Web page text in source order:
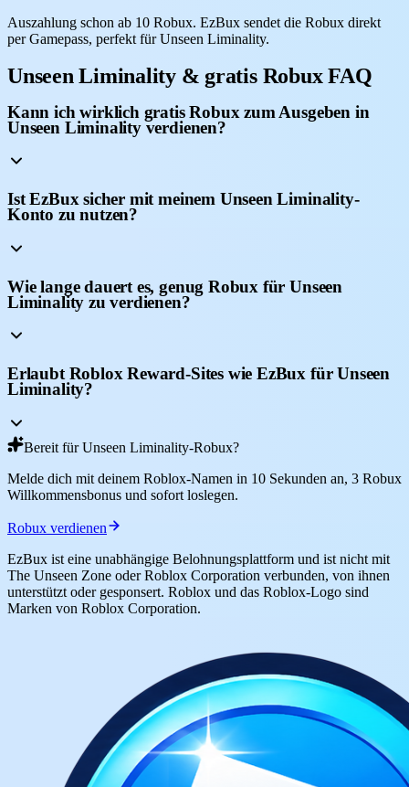
Auszahlung schon ab 10 Robux. EzBux sendet die Robux direkt
per Gamepass, perfekt für Unseen Liminality.
Unseen Liminality & gratis Robux FAQ
Kann ich wirklich gratis Robux zum Ausgeben in
Unseen Liminality verdienen?
Ist EzBux sicher mit meinem Unseen Liminality-
Konto zu nutzen?
Wie lange dauert es, genug Robux für Unseen
Liminality zu verdienen?
Erlaubt Roblox Reward-Sites wie EzBux für Unseen
Liminality?
Bereit für Unseen Liminality-Robux?
Melde dich mit deinem Roblox-Namen in 10 Sekunden an, 3 Robux
Willkommensbonus und sofort loslegen.
Robux verdienen
EzBux ist eine unabhängige Belohnungsplattform und ist nicht mit
The Unseen Zone oder Roblox Corporation verbunden, von ihnen
unterstützt oder gesponsert. Roblox und das Roblox-Logo sind
Marken von Roblox Corporation.